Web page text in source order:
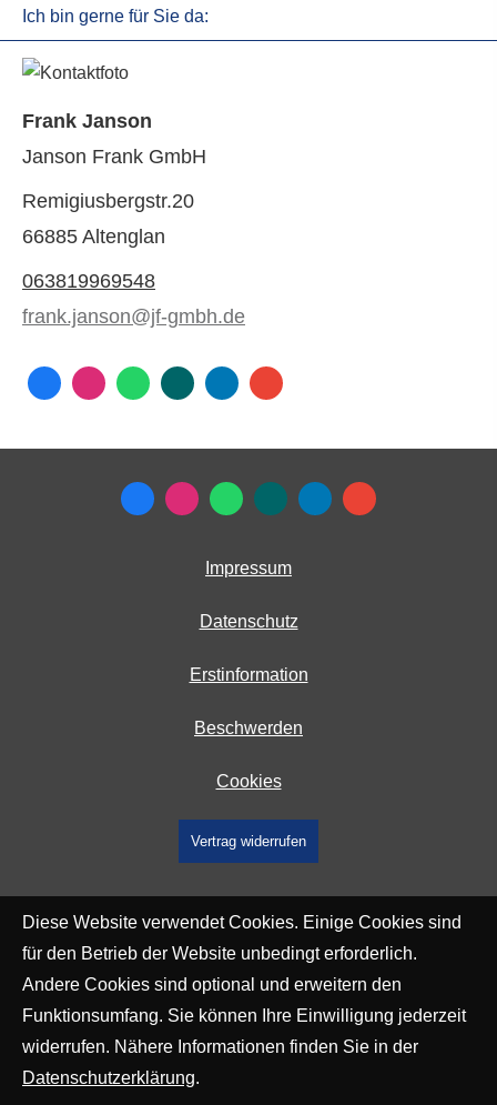
Ich bin gerne für Sie da:
Frank Janson
Janson Frank GmbH
Remigiusbergstr.20
66885 Altenglan
063819969548
frank.janson@jf-gmbh.de
Impressum
Datenschutz
Erstinformation
Beschwerden
Cookies
Vertrag widerrufen
Diese Website verwendet Cookies. Einige Cookies sind
für den Betrieb der Website unbedingt erforderlich.
Andere Cookies sind optional und erweitern den
Funktionsumfang. Sie können Ihre Einwilligung jederzeit
widerrufen. Nähere Informationen finden Sie in der
Datenschutzerklärung.